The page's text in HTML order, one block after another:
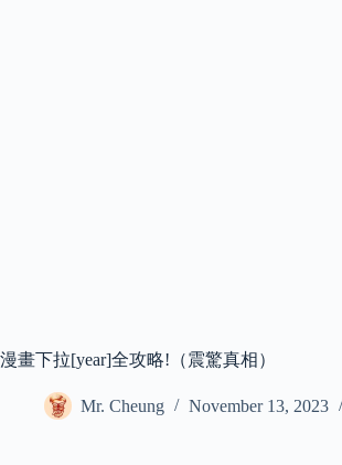
漫畫下拉[year]全攻略!（震驚真相）
Mr. Cheung November 13, 2023